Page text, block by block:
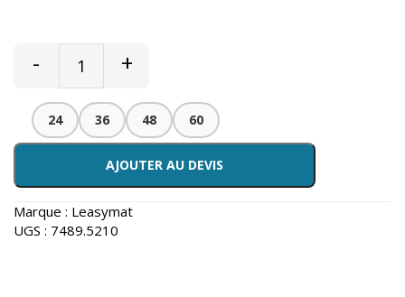
- +
24 36 48 60
AJOUTER AU DEVIS
Marque : Leasymat
UGS : 7489.5210